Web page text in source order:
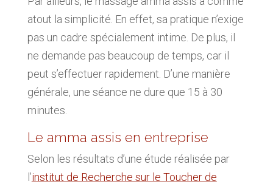
atout la simplicité. En effet, sa pratique n’exige
pas un cadre spécialement intime. De plus, il
ne demande pas beaucoup de temps, car il
peut s’effectuer rapidement. D’une manière
générale, une séance ne dure que 15 à 30
minutes.
Le amma assis en entreprise
Selon les résultats d’une étude réalisée par
l’institut de Recherche sur le Toucher de